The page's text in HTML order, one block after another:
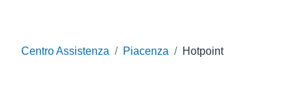
Centro Assistenza Piacenza Hotpoint